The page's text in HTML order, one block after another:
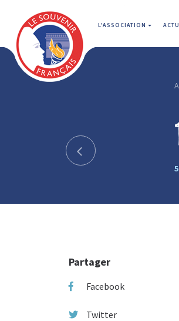
L'ASSOCIATION
Partager
Facebook
Twitter